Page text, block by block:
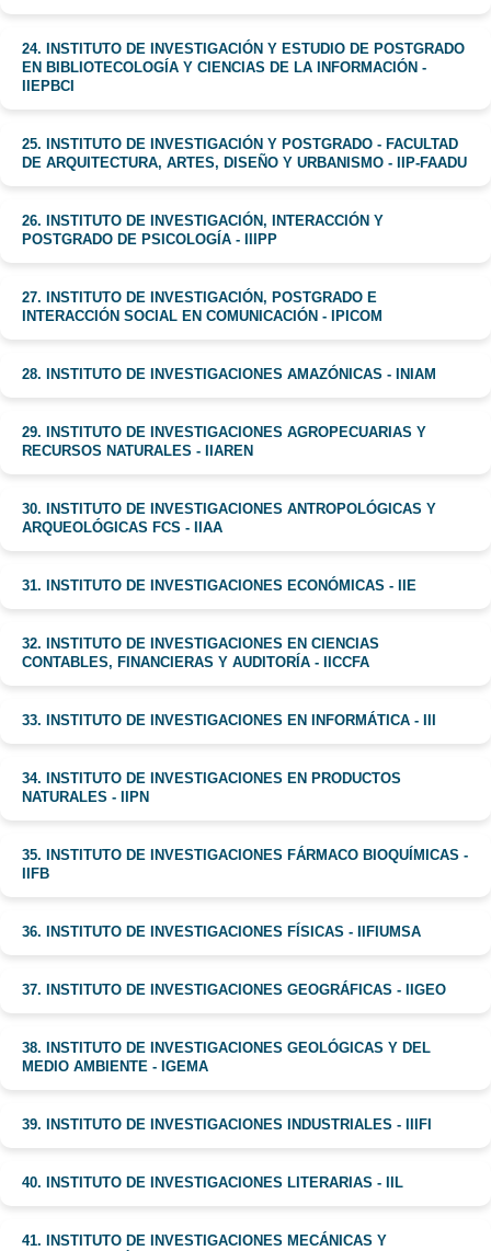
24. INSTITUTO DE INVESTIGACIÓN Y ESTUDIO DE POSTGRADO
EN BIBLIOTECOLOGÍA Y CIENCIAS DE LA INFORMACIÓN -
IIEPBCI
25. INSTITUTO DE INVESTIGACIÓN Y POSTGRADO - FACULTAD
DE ARQUITECTURA, ARTES, DISEÑO Y URBANISMO - IIP-FAADU
26. INSTITUTO DE INVESTIGACIÓN, INTERACCIÓN Y
POSTGRADO DE PSICOLOGÍA - IIIPP
27. INSTITUTO DE INVESTIGACIÓN, POSTGRADO E
INTERACCIÓN SOCIAL EN COMUNICACIÓN - IPICOM
28. INSTITUTO DE INVESTIGACIONES AMAZÓNICAS - INIAM
29. INSTITUTO DE INVESTIGACIONES AGROPECUARIAS Y
RECURSOS NATURALES - IIAREN
30. INSTITUTO DE INVESTIGACIONES ANTROPOLÓGICAS Y
ARQUEOLÓGICAS FCS - IIAA
31. INSTITUTO DE INVESTIGACIONES ECONÓMICAS - IIE
32. INSTITUTO DE INVESTIGACIONES EN CIENCIAS
CONTABLES, FINANCIERAS Y AUDITORÍA - IICCFA
33. INSTITUTO DE INVESTIGACIONES EN INFORMÁTICA - III
34. INSTITUTO DE INVESTIGACIONES EN PRODUCTOS
NATURALES - IIPN
35. INSTITUTO DE INVESTIGACIONES FÁRMACO BIOQUÍMICAS -
IIFB
36. INSTITUTO DE INVESTIGACIONES FÍSICAS - IIFIUMSA
37. INSTITUTO DE INVESTIGACIONES GEOGRÁFICAS - IIGEO
38. INSTITUTO DE INVESTIGACIONES GEOLÓGICAS Y DEL
MEDIO AMBIENTE - IGEMA
39. INSTITUTO DE INVESTIGACIONES INDUSTRIALES - IIIFI
40. INSTITUTO DE INVESTIGACIONES LITERARIAS - IIL
41. INSTITUTO DE INVESTIGACIONES MECÁNICAS Y